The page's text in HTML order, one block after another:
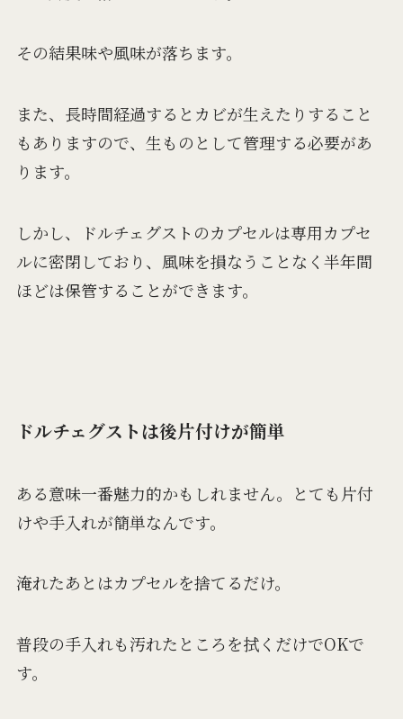
その結果味や風味が落ちます。
また、長時間経過するとカビが生えたりすること
もありますので、生ものとして管理する必要があ
ります。
しかし、ドルチェグストのカプセルは専用カプセ
ルに密閉しており、風味を損なうことなく半年間
ほどは保管することができます。
ドルチェグストは後片付けが簡単
ある意味一番魅力的かもしれません。とても片付
けや手入れが簡単なんです。
淹れたあとはカプセルを捨てるだけ。
普段の手入れも汚れたところを拭くだけでOKで
す。